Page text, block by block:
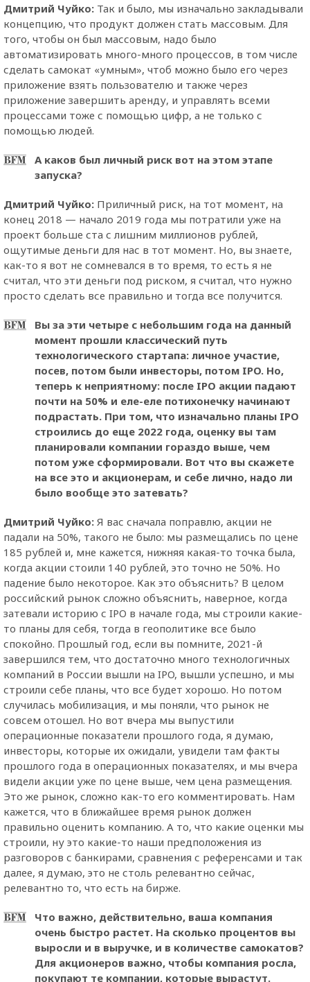
Дмитрий Чуйко: Так и было, мы изначально закладывали
концепцию, что продукт должен стать массовым. Для
того, чтобы он был массовым, надо было
автоматизировать много-много процессов, в том числе
сделать самокат «умным», чтоб можно было его через
приложение взять пользователю и также через
приложение завершить аренду, и управлять всеми
процессами тоже с помощью цифр, а не только с
помощью людей.
А каков был личный риск вот на этом этапе
запуска?
Дмитрий Чуйко: Приличный риск, на тот момент, на
конец 2018 — начало 2019 года мы потратили уже на
проект больше ста с лишним миллионов рублей,
ощутимые деньги для нас в тот момент. Но, вы знаете,
как-то я вот не сомневался в то время, то есть я не
считал, что эти деньги под риском, я считал, что нужно
просто сделать все правильно и тогда все получится.
Вы за эти четыре с небольшим года на данный
момент прошли классический путь
технологического стартапа: личное участие,
посев, потом были инвесторы, потом IPO. Но,
теперь к неприятному: после IPO акции падают
почти на 50% и еле-еле потихонечку начинают
подрастать. При том, что изначально планы IPO
строились до еще 2022 года, оценку вы там
планировали компании гораздо выше, чем
потом уже сформировали. Вот что вы скажете
на все это и акционерам, и себе лично, надо ли
было вообще это затевать?
Дмитрий Чуйко: Я вас сначала поправлю, акции не
падали на 50%, такого не было: мы размещались по цене
185 рублей и, мне кажется, нижняя какая-то точка была,
когда акции стоили 140 рублей, это точно не 50%. Но
падение было некоторое. Как это объяснить? В целом
российский рынок сложно объяснить, наверное, когда
затевали историю с IPO в начале года, мы строили какие-
то планы для себя, тогда в геополитике все было
спокойно. Прошлый год, если вы помните, 2021-й
завершился тем, что достаточно много технологичных
компаний в России вышли на IPO, вышли успешно, и мы
строили себе планы, что все будет хорошо. Но потом
случилась мобилизация, и мы поняли, что рынок не
совсем отошел. Но вот вчера мы выпустили
операционные показатели прошлого года, я думаю,
инвесторы, которые их ожидали, увидели там факты
прошлого года в операционных показателях, и мы вчера
видели акции уже по цене выше, чем цена размещения.
Это же рынок, сложно как-то его комментировать. Нам
кажется, что в ближайшее время рынок должен
правильно оценить компанию. А то, что какие оценки мы
строили, ну это какие-то наши предположения из
разговоров с банкирами, сравнения с референсами и так
далее, я думаю, это не столь релевантно сейчас,
релевантно то, что есть на бирже.
Что важно, действительно, ваша компания
очень быстро растет. На сколько процентов вы
выросли и в выручке, и в количестве самокатов?
Для акционеров важно, чтобы компания росла,
покупают те компании, которые вырастут.